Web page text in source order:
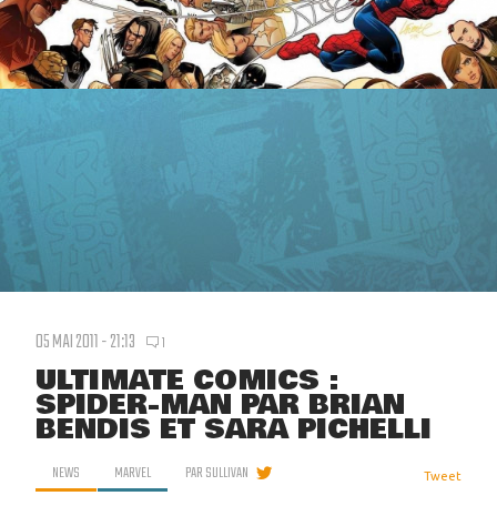
05 MAI 2011 - 21:13 1
ULTIMATE COMICS :
SPIDER-MAN PAR BRIAN
BENDIS ET SARA PICHELLI
NEWS MARVEL PARSULLIVAN Tweet